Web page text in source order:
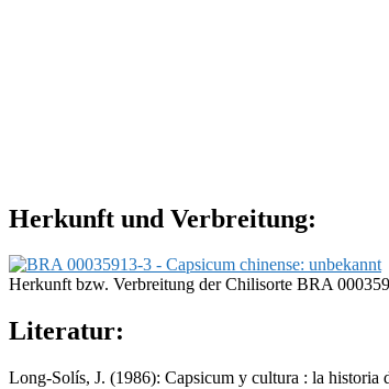
Herkunft und Verbreitung:
Herkunft bzw. Verbreitung der Chilisorte BRA
Literatur:
Long-Solís, J. (1986): Capsicum y cultura : la